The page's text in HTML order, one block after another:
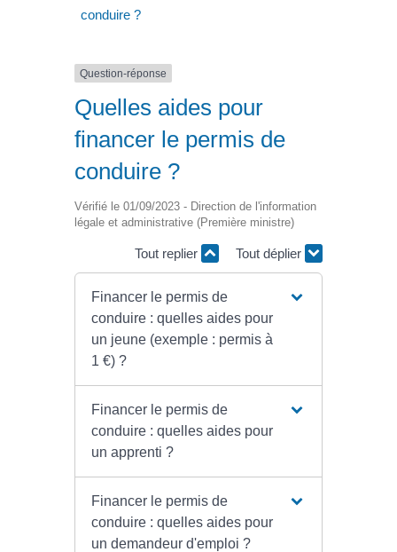
conduire ?
Question-réponse
Quelles aides pour
financer le permis de
conduire ?
Vérifié le 01/09/2023 - Direction de l'information
légale et administrative (Première ministre)
Tout replier Tout déplier
Financer le permis de
conduire : quelles aides pour
un jeune (exemple : permis à
1 €) ?
Financer le permis de
conduire : quelles aides pour
un apprenti ?
Financer le permis de
conduire : quelles aides pour
un demandeur d'emploi ?